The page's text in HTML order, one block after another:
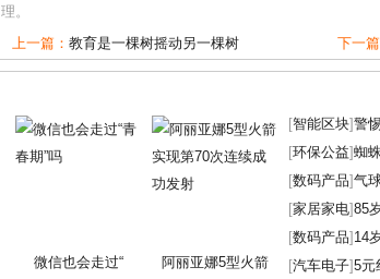
理。
上一篇： 教育是一棵树摇动另一棵树 下一篇
微信也会走过“ 阿丽亚娜5型火箭
[智能区块]警
[环保公益]蜘
[数码产品]气
[家居家电]85
[数码产品] 14
[汽车电子]5元